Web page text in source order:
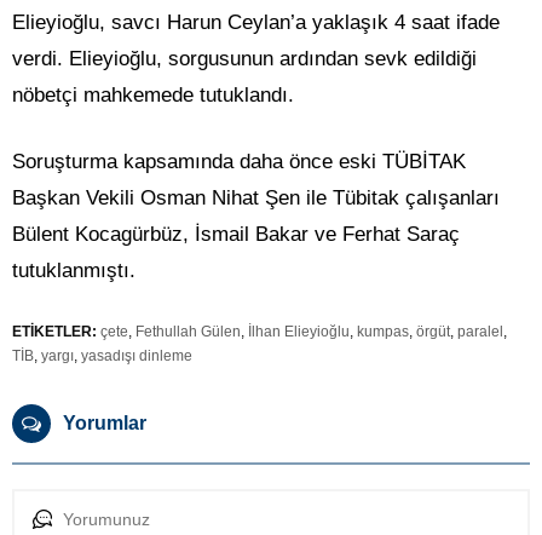
Elieyioğlu, savcı Harun Ceylan’a yaklaşık 4 saat ifade
verdi. Elieyioğlu, sorgusunun ardından sevk edildiği
nöbetçi mahkemede tutuklandı.
Soruşturma kapsamında daha önce eski TÜBİTAK
Başkan Vekili Osman Nihat Şen ile Tübitak çalışanları
Bülent Kocagürbüz, İsmail Bakar ve Ferhat Saraç
tutuklanmıştı.
ETİKETLER: çete, Fethullah Gülen, İlhan Elieyioğlu, kumpas, örgüt, paralel ,
TİB, yargı, yasadışı dinleme
Yorumlar